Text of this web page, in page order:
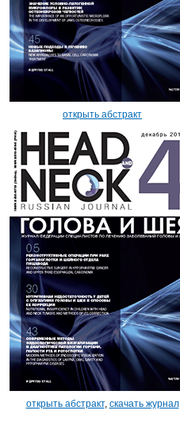
открыть абстракт
открыть абстракт, скачать журнал